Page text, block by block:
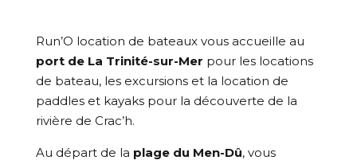
Run’O location de bateaux vous accueille au
port de La Trinité-sur-Mer pour les locations
de bateau, les excursions et la location de
paddles et kayaks pour la découverte de la
rivière de Crac’h.
Au départ de la plage du Men-Dû, vous